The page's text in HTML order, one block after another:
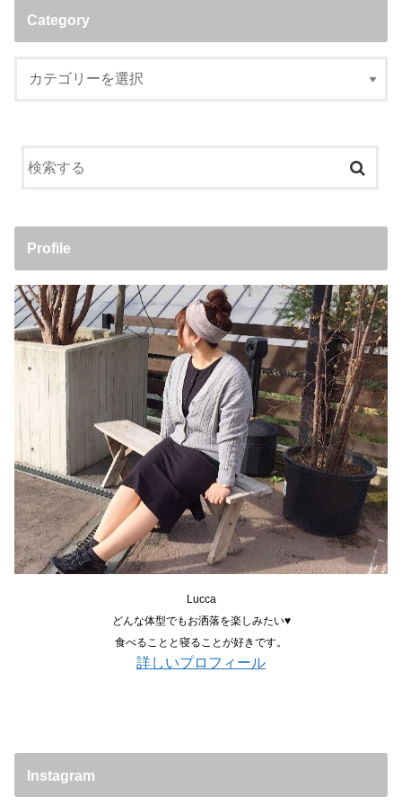
Category
Profile
Lucca
どんな体型でもお洒落を楽しみたい♥
食べることと寝ることが好きです。
詳しいプロフィール
Instagram